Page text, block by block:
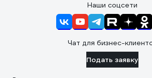
Наши соцсети
Чат для бизнес-
Подать заявку